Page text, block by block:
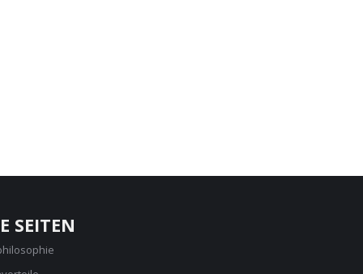
SEITEN